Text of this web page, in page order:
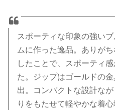
スポーティな印象の強い
ムに作った逸品。ありが
したことで、スポーティ
た。ジップはゴールドの
出。コンパクトな設計な
りをもたせて軽やかな着心